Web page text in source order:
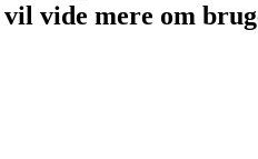
vil vide mere om